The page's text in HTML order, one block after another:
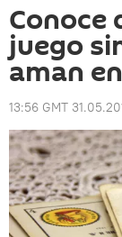
Conoce
juego
aman
13:56 GMT